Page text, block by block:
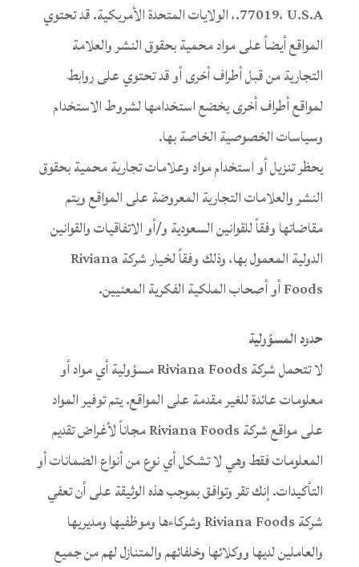
77019، U.S.A.، الولايات المتحدة الأمريكية. قد تحتوي
المواقع أيضاً على مواد محمية بحقوق النشر والعلامة
التجارية من قبل أطراف أخرى أو قد تحتوي على روابط
لمواقع أطراف أخرى يخضع استخدامها لشروط الاستخدام
وسياسات الخصوصية الخاصة بها.
يحظر تنزيل أو استخدام مواد وعلامات تجارية محمية بحقوق
النشر والعلامات التجارية المعروضة على المواقع ويتم
مقاضاتها وفقاً للقوانين السعودية و/أو الاتفاقيات والقوانين
الدولية المعمول بها، وذلك وفقاً لخيار شركة Riviana
Foods أو أصحاب الملكية الفكرية المعنيين.
حدود المسؤولية
لا تتحمل شركة Riviana Foods مسؤولية أي مواد أو
معلومات عائدة للغير مقدمة على المواقع. يتم توفير المواد
على مواقع شركة Riviana Foods مجاناً لأغراض تقديم
المعلومات فقط وهي لا تشكل أي نوع من أنواع الضمانات أو
التأكيدات. إنك تقر وتوافق بموجب هذه الوثيقة على أن تعفي
شركة Riviana Foods وشركاءها وموظفيها ومديريها
والعاملين لديها ووكلائها وخلفائهم والمتنازل لهم من جميع